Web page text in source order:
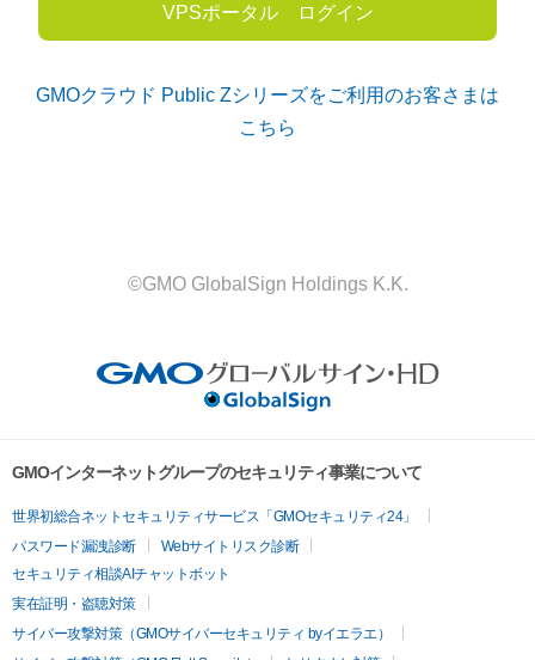
VPSポータル ログイン
GMOクラウド Public Zシリーズをご利用のお客さまは
こちら
©GMO GlobalSign Holdings K.K.
GMOインターネットグループのセキュリティ事業について
世界初総合ネットセキュリティサービス「GMOセキュリティ24」
パスワード漏洩診断
Webサイトリスク診断
セキュリティ相談AIチャットボット
実在証明・盗聴対策
サイバー攻撃対策（GMOサイバーセキュリティ byイエラエ）